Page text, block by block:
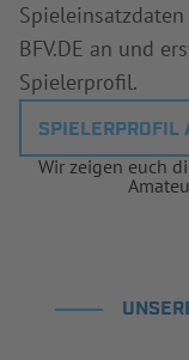
BFV.DE an und
Spielerprofil.
SPIELERPROFIL
Wir zeigen euch